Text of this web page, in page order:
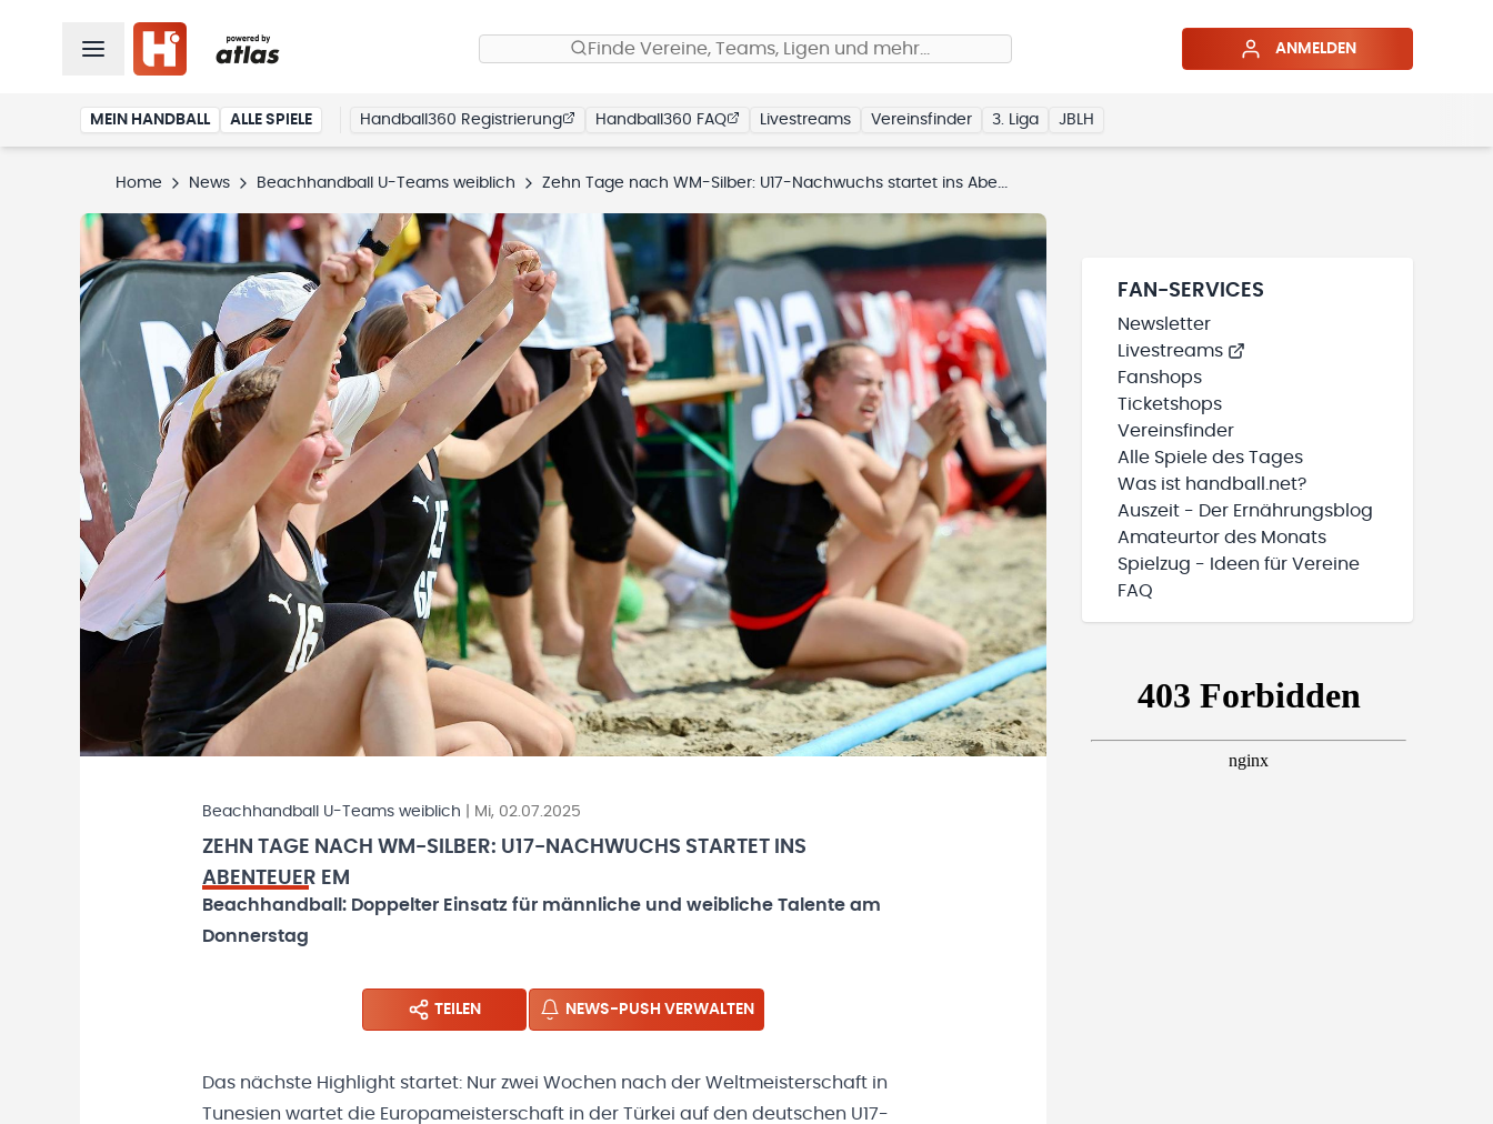
Finde Vereine, Teams, Ligen und mehr… ANMELDEN
MEIN HANDBALL ALLE SPIELE Handball360 Registrierung Handball360 FAQ Livestreams Vereinsfinder 3. Liga JBLH
Home News Beachhandball U-Teams weiblich Zehn Tage nach WM-Silber: U17-Nachwuchs startet ins Abenteuer EM
Beachhandball U-Teams weiblich Mi, 02.07.2025
ZEHN TAGE NACH WM-SILBER: U17-NACHWUCHS STARTET INS
ABENTEUER EM
Beachhandball: Doppelter Einsatz für männliche und weibliche Talente am
Donnerstag
TEILEN NEWS-PUSH VERWALTEN
Das nächste Highlight startet: Nur zwei Wochen nach der Weltmeisterschaft in
Tunesien wartet die Europameisterschaft in der Türkei auf den deutschen U17-
FAN-SERVICES
Newsletter
Livestreams
Fanshops
Ticketshops
Vereinsfinder
Alle Spiele des Tages
Was ist handball.net?
Auszeit - Der Ernährungsblog
Amateurtor des Monats
Spielzug - Ideen für Vereine
FAQ